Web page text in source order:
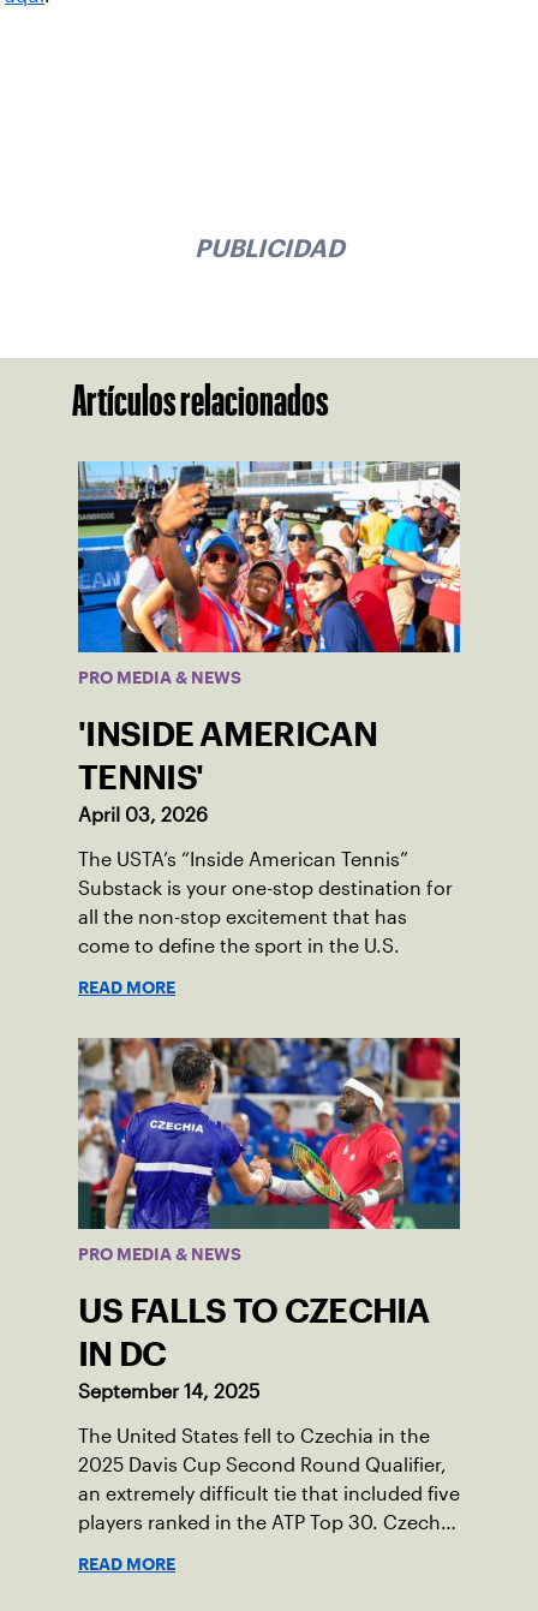
PUBLICIDAD
Artículos relacionados
PRO MEDIA & NEWS
'INSIDE AMERICAN
TENNIS'
April 03, 2026
The USTA’s “Inside American Tennis”
Substack is your one-stop destination for
all the non-stop excitement that has
come to define the sport in the U.S.
READ MORE
PRO MEDIA & NEWS
US FALLS TO CZECHIA
IN DC
September 14, 2025
The United States fell to Czechia in the
2025 Davis Cup Second Round Qualifier,
an extremely difficult tie that included five
players ranked in the ATP Top 30. Czechia
READ MORE